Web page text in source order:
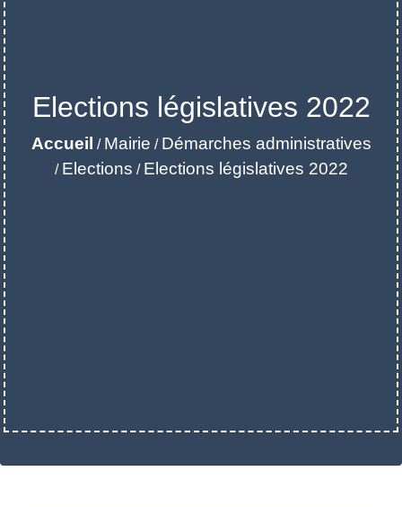
Elections législatives 2022
Accueil / Mairie / Démarches administratives
/ Elections / Elections législatives 2022